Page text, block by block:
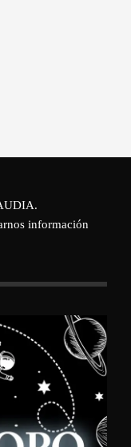
.
información